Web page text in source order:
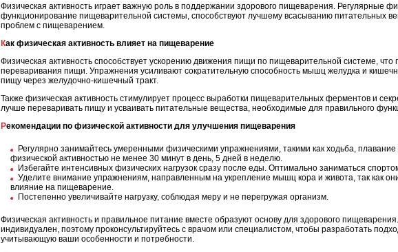
Физическая активность играет важную роль в поддержании здорового пищеварения. Регулярные
функционирование пищеварительной системы, способствуют лучшему всасыванию питательных
проблем с пищеварением.
Как физическая активность влияет на пищеварение
Физическая активность способствует ускорению движения пищи по пищеварительной системе,
переваривания пищи. Упражнения усиливают сократительную способность мышц желудка и
пищу через желудочно-кишечный тракт.
Также физическая активность стимулирует процесс выработки пищеварительных ферментов и
лучше переваривать пищу и усваивать питательные вещества, необходимые для правильного
Рекомендации по физической активности для улучшения пищеварения
Регулярно занимайтесь умеренными физическими упражнениями, такими как ходьба,
физической активностью не менее 30 минут в день, 5 дней в неделю.
Избегайте интенсивных физических нагрузок сразу после еды. Оптимально заниматься
Уделите внимание упражнениям, направленным на укрепление мышц кора и живота, так как
влияние на пищеварение.
Постепенно увеличивайте нагрузку, соблюдая меру и не перегружая организм.
Физическая активность и правильное питание вместе образуют основу для здорового
индивидуален, поэтому проконсультируйтесь с врачом или специалистом, чтобы разработать
учитывающую ваши особенности и потребности.